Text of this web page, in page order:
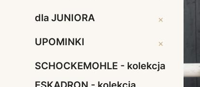
dla JEŹDŹCA
dla JUNIORA dla JUNIORA
UPOMINKI UPOMINKI
SCHOCKEMOHLE - kolekcja